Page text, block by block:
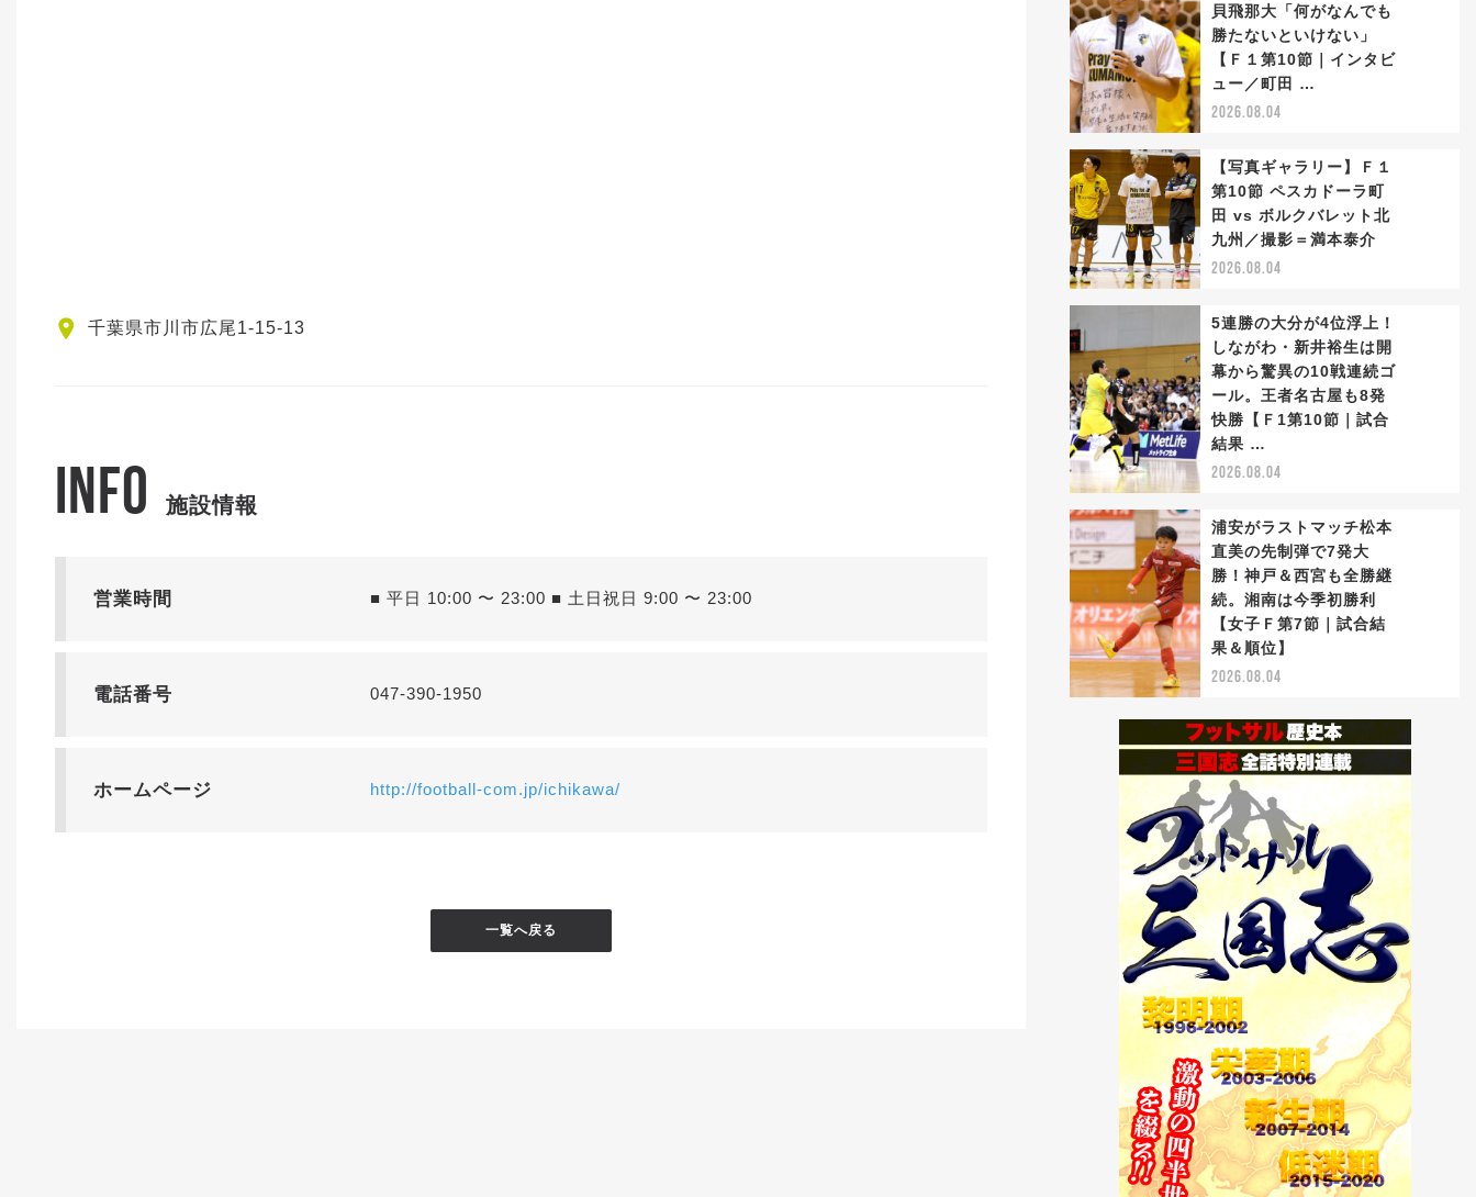
千葉県市川市広尾1-15-13
INFO 施設情報
営業時間 ■ 平日 10:00 〜 23:00 ■ 土日祝日 9:00 〜 23:00
電話番号 047-390-1950
ホームページ http://football-com.jp/ichikawa/
一覧へ戻る
貝飛那大「何がなんでも
勝たないといけない」
【Ｆ１第10節｜インタビ
ュー／町田 …
2026.08.04
【写真ギャラリー】Ｆ１
第10節 ペスカドーラ町
田 vs ボルクバレット北
九州／撮影＝満本泰介
2026.08.04
5連勝の大分が4位浮上！
しながわ・新井裕生は開
幕から驚異の10戦連続ゴ
ール。王者名古屋も8発
快勝【Ｆ1第10節｜試合
結果 …
2026.08.04
浦安がラストマッチ松本
直美の先制弾で7発大
勝！神戸＆西宮も全勝継
続。湘南は今季初勝利
【女子Ｆ第7節｜試合結
果＆順位】
2026.08.04